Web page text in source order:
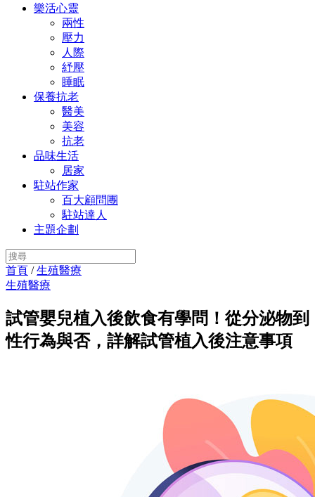
樂活心靈
兩性
壓力
人際
紓壓
睡眠
保養抗老
醫美
美容
抗老
品味生活
居家
駐站作家
百大顧問團
駐站達人
主題企劃
首頁 /生殖醫療
生殖醫療
試管嬰兒植入後飲食有學問！從分泌物到
性行為與否，詳解試管植入後注意事項